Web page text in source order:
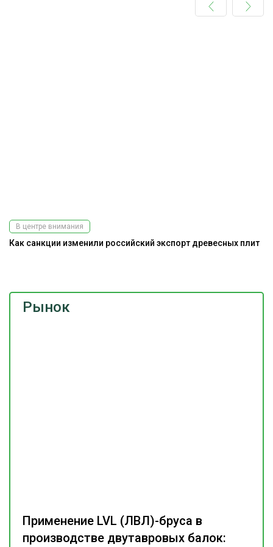
Рынок
Применение LVL (ЛВЛ)-бруса в
производстве двутавровых балок:
В центре внимания
Как санкции изменили российский экспорт древесных плит